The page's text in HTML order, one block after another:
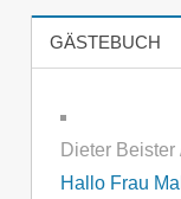
GÄSTEBUCH
Dieter Beister
Hallo Frau